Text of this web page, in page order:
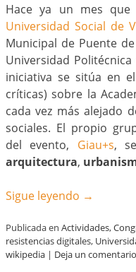
Hace ya un mes
Universidad Social de
Municipal de Puente
Universidad
iniciativa se sitúa en
críticas) sobre la
cada vez más alejado
sociales. El propio
del evento, Giau+s,
arquitectura,
Sigue leyendo →
Publicada en Actividades,
resistencias digitales,
wikipedia | Deja un comentario